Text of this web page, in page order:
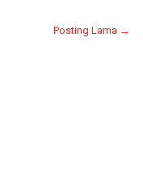
Posting Lama →